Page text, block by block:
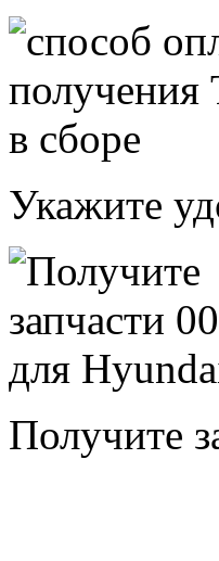
Укажите
Получите